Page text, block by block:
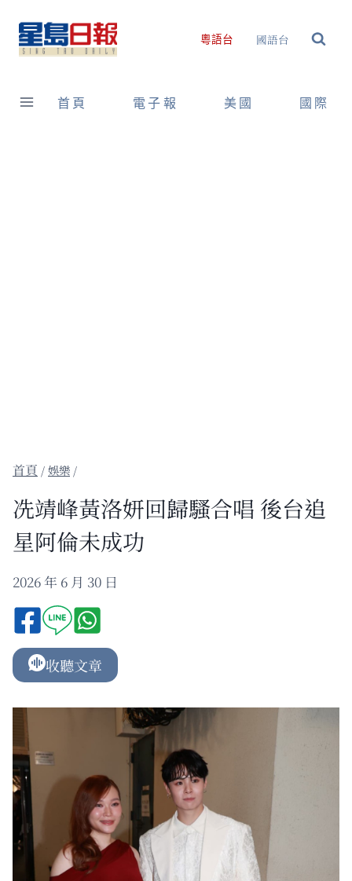
content
粵語台 國語台
首頁 電子報 美國 國際
/娛樂 /
冼靖峰黃洛妍回歸騷合唱 後台追
星阿倫未成功
2026 年 6 月 30 日
收聽文章